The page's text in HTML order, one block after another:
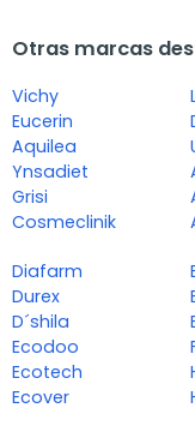
Otras marcas
Vichy
Eucerin
Aquilea
Ynsadiet
Grisi
Cosmeclinik
Diafarm
Durex
D´shila
Ecodoo
Ecotech
Ecover